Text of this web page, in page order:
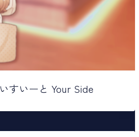
すいーと Your Side